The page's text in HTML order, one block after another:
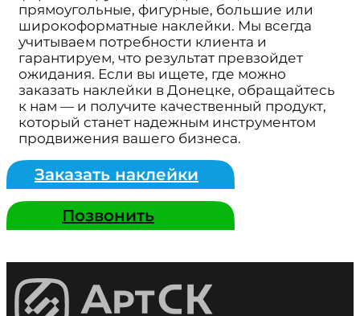
прямоугольные, фигурные, большие или
широкоформатные наклейки. Мы всегда
учитываем потребности клиента и
гарантируем, что результат превзойдет
ожидания. Если вы ищете, где можно
заказать наклейки в Донецке, обращайтесь
к нам — и получите качественный продукт,
который станет надежным инструментом
продвижения вашего бизнеса.
Заказать наклейки
Позвонить